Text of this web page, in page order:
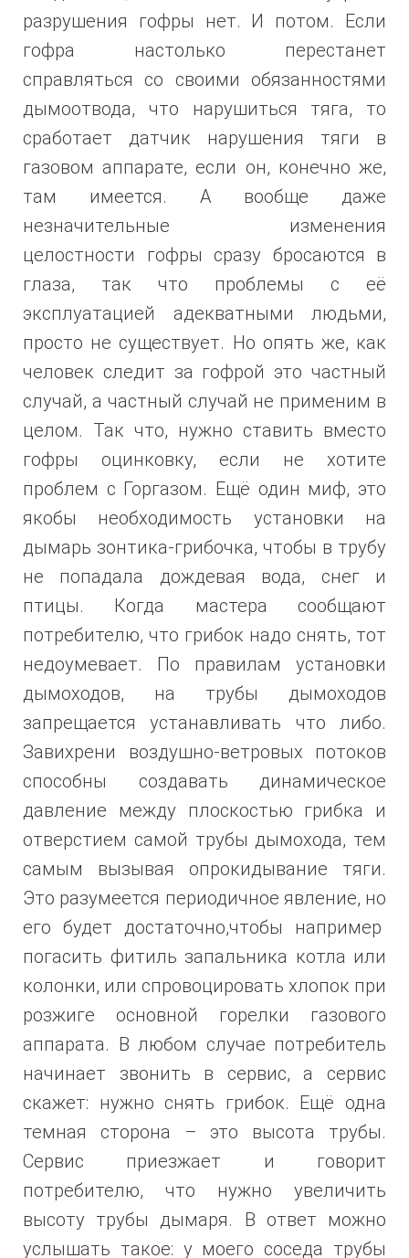
разрушения гофры нет. И потом. Если
гофра настолько перестанет
справляться со своими обязанностями
дымоотвода, что нарушиться тяга, то
сработает датчик нарушения тяги в
газовом аппарате, если он, конечно же,
там имеется. А вообще даже
незначительные изменения
целостности гофры сразу бросаются в
глаза, так что проблемы с её
эксплуатацией адекватными людьми,
просто не существует. Но опять же, как
человек следит за гофрой это частный
случай, а частный случай не применим в
целом. Так что, нужно ставить вместо
гофры оцинковку, если не хотите
проблем с Горгазом. Ещё один миф, это
якобы необходимость установки на
дымарь зонтика-грибочка, чтобы в трубу
не попадала дождевая вода, снег и
птицы. Когда мастера сообщают
потребителю, что грибок надо снять, тот
недоумевает. По правилам установки
дымоходов, на трубы дымоходов
запрещается устанавливать что либо.
Завихрени воздушно-ветровых потоков
способны создавать динамическое
давление между плоскостью грибка и
отверстием самой трубы дымохода, тем
самым вызывая опрокидывание тяги.
Это разумеется периодичное явление, но
его будет достаточно,чтобы например
погасить фитиль запальника котла или
колонки, или спровоцировать хлопок при
розжиге основной горелки газового
аппарата. В любом случае потребитель
начинает звонить в сервис, а сервис
скажет: нужно снять грибок. Ещё одна
темная сторона – это высота трубы.
Сервис приезжает и говорит
потребителю, что нужно увеличить
высоту трубы дымаря. В ответ можно
услышать такое: у моего соседа трубы